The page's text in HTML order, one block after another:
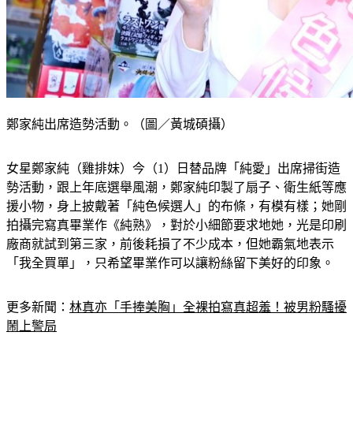
女星鄭家純（雞排妹）今（1）日替品牌「純愛」出席掃街造
勢活動，跟上年底選舉風潮，鄭家純印製了扇子、衛生紙等應
援小物，身上披戴著「純色候選人」的布條，有模有樣；她剛
拍攝完寫真畢業作《純熟》，對於小細節要求地她，光是印刷
廠商就試到第三家，前後耗損了不少成本，但她霸氣地表示
更多新聞：